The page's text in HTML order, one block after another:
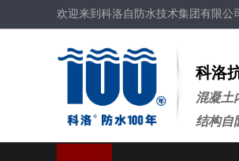
欢迎来到科洛自防水技术集团有限公
科洛
混凝土
结构自